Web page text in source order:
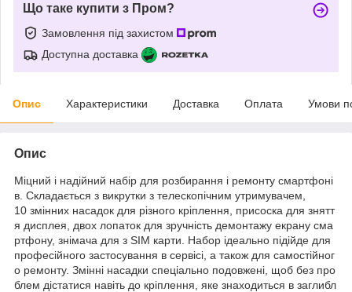
Що таке купити з Пром?
Замовлення під захистом
Доступна доставка
Опис Характеристики Доставка Оплата Умови
Опис
Міцний і надійний набір для розбирання і ремонту смартфоні
в. Складається з викрутки з телескопічним утримувачем,
10 змінних насадок для різного кріплення, присоска для знятт
я дисплея, двох лопаток для зручність демонтажу екрану сма
ртфону, знімача для з SIM карти. Набор ідеально підійде для
професійного застосування в сервісі, а також для самостійног
о ремонту. Змінні насадки спеціально подовжені, щоб без про
блем дістатися навіть до кріплення, яке знаходиться в заглибл